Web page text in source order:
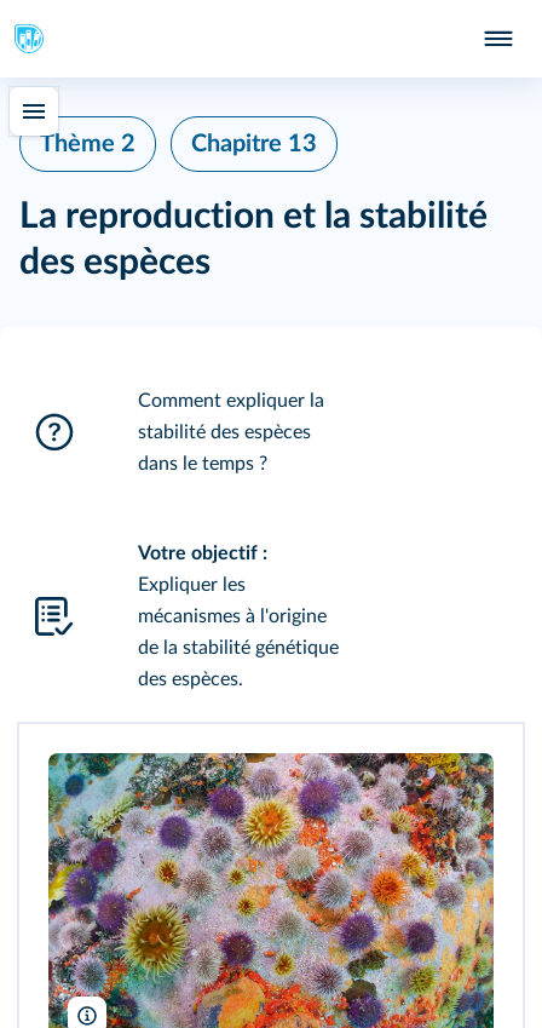
Thème 2 Chapitre 13
La reproduction et la stabilité
des espèces
Comment expliquer la
stabilité des espèces
dans le temps ?
Votre objectif :
Expliquer les
mécanismes à l'origine
de la stabilité génétique
des espèces.
Bruno Guenard/Biosphoto